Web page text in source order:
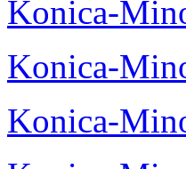
Konica-
Konica-
Konica-